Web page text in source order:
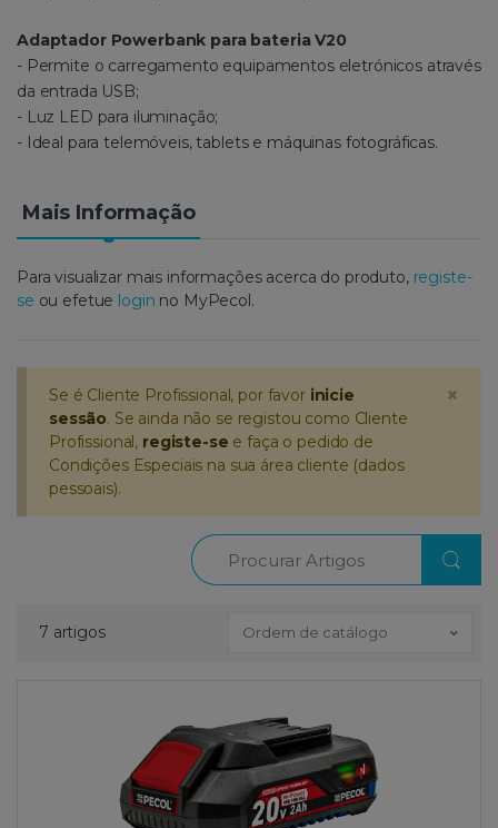
Adaptador Powerbank para bateria V20
- Permite o carregamento equipamentos eletrónicos através
da entrada USB;
- Luz LED para iluminação;
- Ideal para telemóveis, tablets e máquinas fotográficas.
Mais Informação
Para visualizar mais informações acerca do produto, registe-
se ou efetue login no MyPecol.
×
Se é Cliente Profissional, por favor inicie
sessão. Se ainda não se registou como Cliente
Profissional, registe-se e faça o pedido de
Condições Especiais na sua área cliente (dados
pessoais).
Procurar
7 artigos Ordem de catálogo